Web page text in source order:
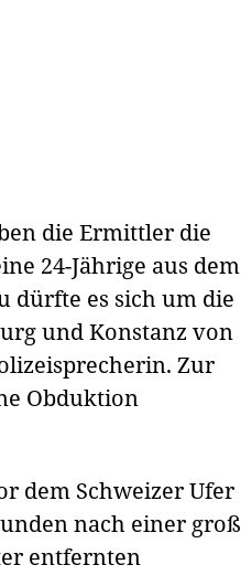
die Ermittler die
24-Jährige aus dem
dürfte es sich um die
und Konstanz von
Zur
Obduktion
dem Schweizer Ufer
nach einer groß
entfernten